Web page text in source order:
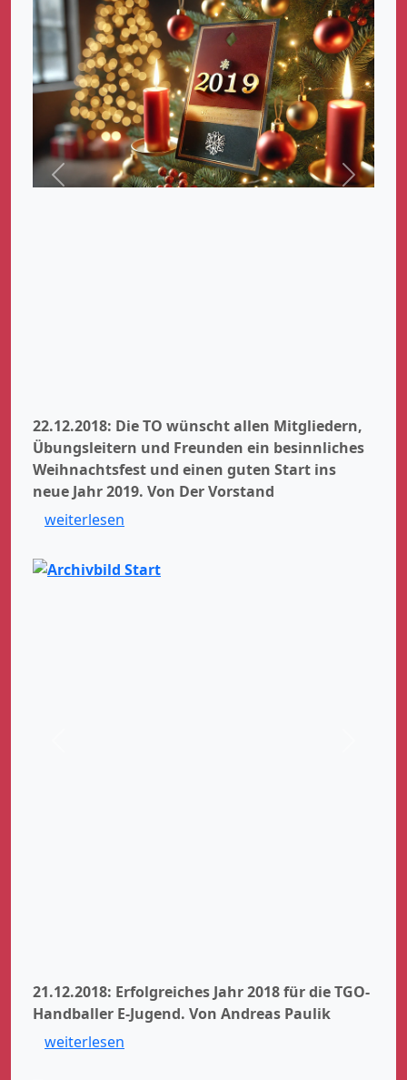
Zurück Weiter
22.12.2018: Die TO wünscht allen Mitgliedern,
Übungsleitern und Freunden ein besinnliches
Weihnachtsfest und einen guten Start ins
neue Jahr 2019. Von Der Vorstand
weiterlesen
21.12.2018: Erfolgreiches Jahr 2018 für die TGO-
Handballer E-Jugend. Von Andreas Paulik
weiterlesen